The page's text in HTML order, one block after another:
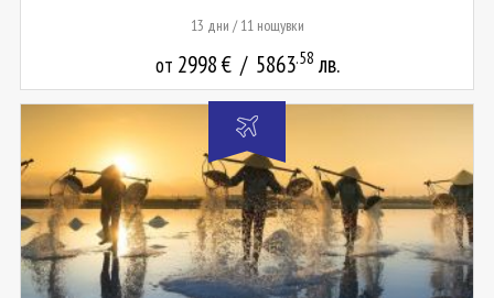
13 дни / 11 нощувки
от 2998€ / 5863.58 лв.